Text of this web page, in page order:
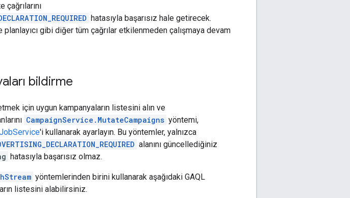
hatasıyla başarısız hale getirecek.
gibi diğer tüm çağrılar etkilenmeden çalışmaya devam
bildirme
için uygun kampanyaların listesini alın ve
CampaignService.MutateCampaigns yöntemi,
'i kullanarak ayarlayın. Bu yöntemler, yalnızca
alanını güncellediğiniz
hatasıyla başarısız olmaz.
yöntemlerinden birini kullanarak aşağıdaki GAQL
listesini alabilirsiniz.